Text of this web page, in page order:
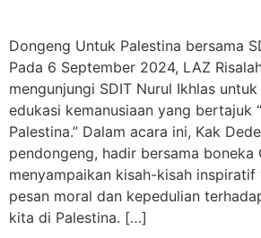
Dongeng Untuk Palestina bersama
Pada 6 September 2024, LAZ
mengunjungi SDIT Nurul Ikhlas
edukasi kemanusiaan yang bertajuk
Palestina.” Dalam acara ini, Kak
pendongeng, hadir bersama boneka
menyampaikan kisah-kisah inspiratif
pesan moral dan kepedulian
kita di Palestina. […]